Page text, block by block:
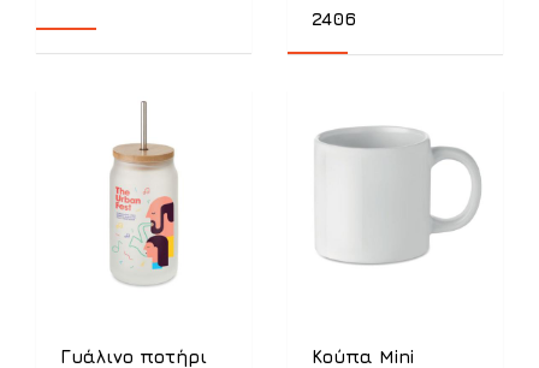
2406
Γυάλινο ποτήρι
Κούπα Mini